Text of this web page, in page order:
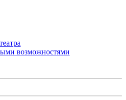
возможностями